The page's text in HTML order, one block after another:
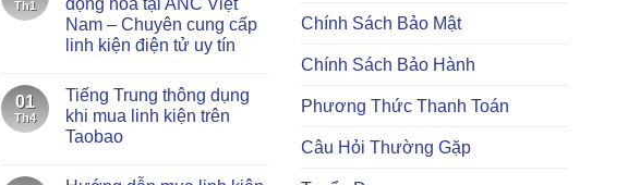
Th1
động hoá tại ANC Việt
Nam – Chuyên cung cấp
linh kiện điện tử uy tín
bình
luận
ở
Đặt
kiện
01
Th4
Tiếng Trung thông dụng
khi mua linh kiện trên
Taobao
Chính Sách Bảo Mật
Chính Sách Bảo Hành
Phương Thức Thanh Toán
Câu Hỏi Thường Gặp